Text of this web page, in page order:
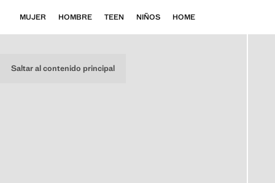
Saltar al contenido principal
MUJER HOMBRE TEEN NIÑOS HOME